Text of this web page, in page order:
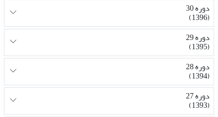
دوره 30
(1396)
دوره 29
(1395)
دوره 28
(1394)
دوره 27
(1393)